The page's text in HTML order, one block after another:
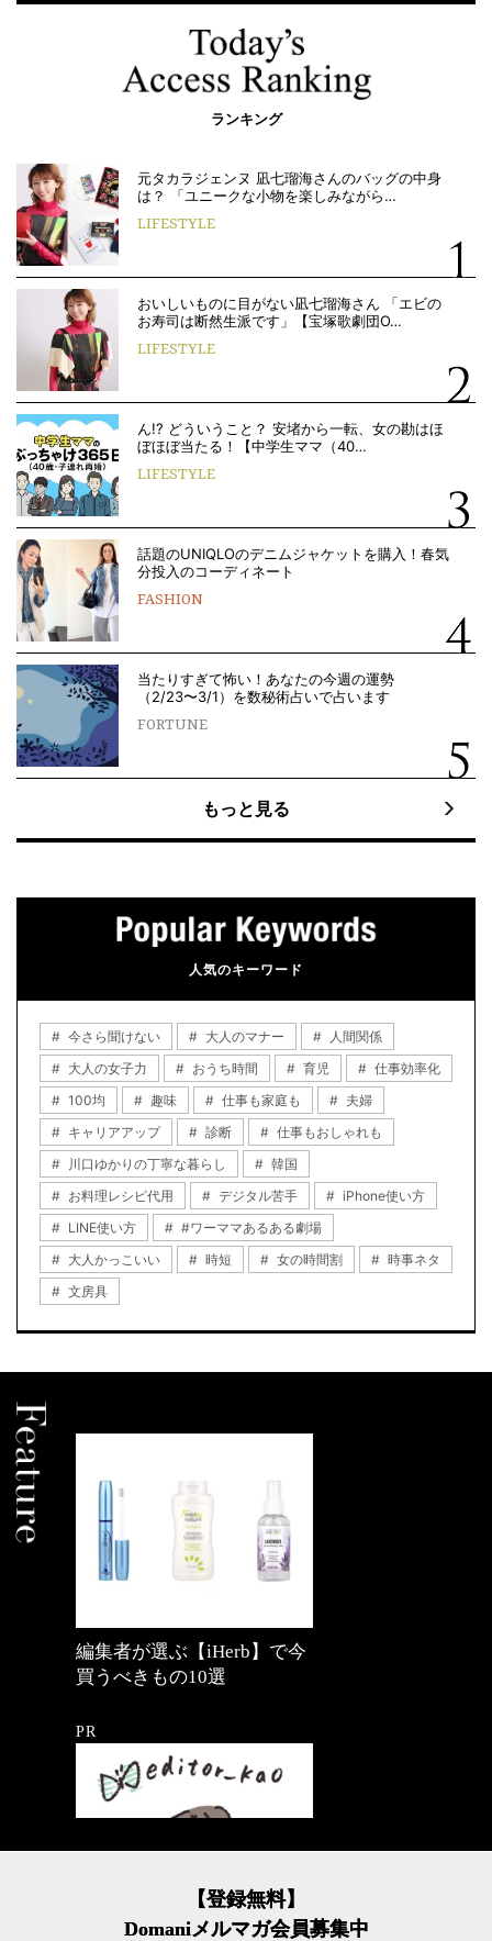
ランキング
元タカラジェンヌ 凪七瑠海さんのバッグの中身
は？ 「ユニークな小物を楽しみながら…
LIFESTYLE
おいしいものに目がない凪七瑠海さん 「エビの
お寿司は断然生派です」【宝塚歌劇団O…
LIFESTYLE
ん!? どういうこと？ 安堵から一転、女の勘はほ
ぼほぼ当たる！【中学生ママ（40…
LIFESTYLE
話題のUNIQLOのデニムジャケットを購入！春気
分投入のコーディネート
FASHION
当たりすぎて怖い！あなたの今週の運勢
（2/23〜3/1）を数秘術占いで占います
FORTUNE
もっと見る
人気のキーワード
今さら聞けない 大人のマナー
人間関係
大人の女子力
おうち時間 育児
仕事効率化
100均
趣味 仕事も家庭も
夫婦
キャリアアップ
診断
仕事もおしゃれも
川口ゆかりの丁寧な暮らし
韓国
お料理レシピ代用
デジタル苦手
iPhone使い方
LINE使い方
#ワーママあるある劇場
大人かっこいい
時短 女の時間割
時事ネタ
文房具
編集者が選ぶ【iHerb】で今
買うべきもの10選
PR
【登録無料】
Domaniメルマガ会員募集中